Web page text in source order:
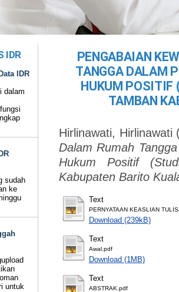
IDR
IDR
dalam
sudah
ke
untuk
PENGABAIAN
TANGGA DALAM
HUKUM POSITIF
TAMBAN
Hirlinawati, Hirlinawati
Dalam Rumah
Hukum Positif
Kabupaten Barito
Text
PERNYATAAN KEASLIAN
Download (239kB)
Text
Awal.pdf
Download (1MB)
Text
ABSTRAK.pdf